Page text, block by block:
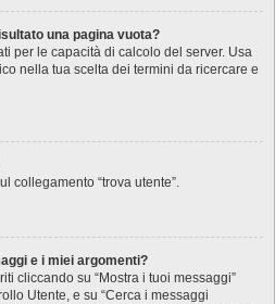
una pagina vuota?
per le capacità di calcolo del server. Usa
nella tua scelta dei termini da ricercare e
collegamento “trova utente”.
e i miei argomenti?
cliccando su “Mostra i tuoi messaggi”
Utente, e su “Cerca i messaggi